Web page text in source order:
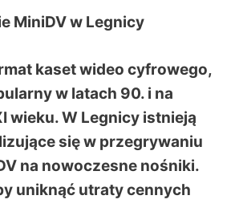
MiniDV w Legnicy
kaset wideo cyfrowego,
w latach 90. i na
wieku. W Legnicy istnieją
się w przegrywaniu
na nowoczesne nośniki.
uniknąć utraty cennych